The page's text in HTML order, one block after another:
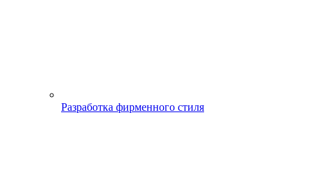
Разработка фирменного стиля